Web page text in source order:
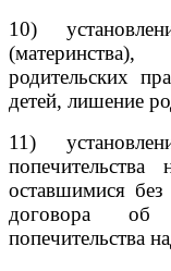
10)
родительских
детей, лишение
11)
оставшимися без
договора об
попечительства